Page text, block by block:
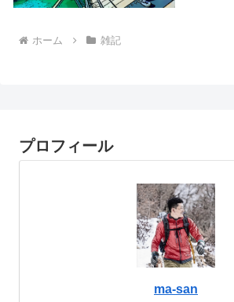
ホーム 雑記
プロフィール
ma-san